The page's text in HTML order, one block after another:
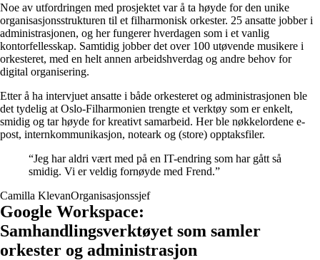
Noe av utfordringen med prosjektet var å ta høyde for den unike
organisasjonsstrukturen til et filharmonisk orkester. 25 ansatte jobber i
administrasjonen, og her fungerer hverdagen som i et vanlig
kontorfellesskap. Samtidig jobber det over 100 utøvende musikere i
orkesteret, med en helt annen arbeidshverdag og andre behov for
digital organisering.
Etter å ha intervjuet ansatte i både orkesteret og administrasjonen ble
det tydelig at Oslo-Filharmonien trengte et verktøy som er enkelt,
smidig og tar høyde for kreativt samarbeid. Her ble nøkkelordene e-
post, internkommunikasjon, noteark og (store) opptaksfiler.
“Jeg har aldri vært med på en IT-endring som har gått så
smidig. Vi er veldig fornøyde med Frend.”
Camilla KlevanOrganisasjonssjef
Google Workspace:
Samhandlingsverktøyet som samler
orkester og administrasjon